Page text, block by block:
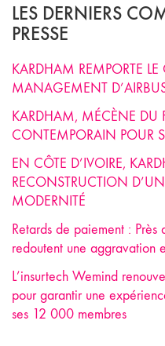
LES DERNIERS
PRESSE
KARDHAM REMPORTE LE
MANAGEMENT
KARDHAM, MÉCÈNE DU
CONTEMPORAIN POUR
EN CÔTE D’IVOIRE,
RECONSTRUCTION
MODERNITÉ
Retards de paiement : Près
redoutent une aggravation
L’insurtech Wemind
pour garantir une
ses 12 000 membres